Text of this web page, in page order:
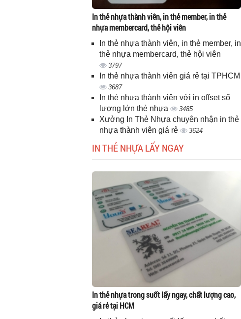
In thẻ nhựa thành viên, in thẻ member, in thẻ
nhựa membercard, thẻ hội viên
In thẻ nhựa thành viên, in thẻ member, in
thẻ nhựa membercard, thẻ hội viên
3797
In thẻ nhựa thành viên giá rẻ tại TPHCM
3687
In thẻ nhựa thành viên với in offset số
lượng lớn thẻ nhựa
3485
Xưởng In Thẻ Nhựa chuyên nhận in thẻ
nhựa thành viên giá rẻ
3624
IN THẺ NHỰA LẤY NGAY
In thẻ nhựa trong suốt lấy ngay, chất lượng cao,
giá rẻ tại HCM